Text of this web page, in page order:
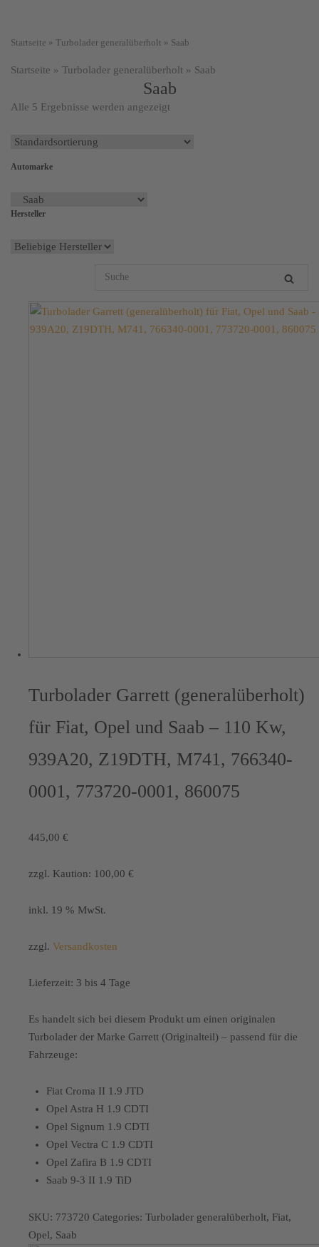
Startseite » Turbolader generalüberholt » Saab
Startseite » Turbolader generalüberholt » Saab
Saab
Alle 5 Ergebnisse werden angezeigt
Automarke
Hersteller
Turbolader Garrett (generalüberholt)
für Fiat, Opel und Saab – 110 Kw,
939A20, Z19DTH, M741, 766340-
0001, 773720-0001, 860075
445,00 €
zzgl. Kaution: 100,00 €
inkl. 19 % MwSt.
zzgl. Versandkosten
Lieferzeit: 3 bis 4 Tage
Es handelt sich bei diesem Produkt um einen originalen
Turbolader der Marke Garrett (Originalteil) – passend für die
Fahrzeuge:
Fiat Croma II 1.9 JTD
Opel Astra H 1.9 CDTI
Opel Signum 1.9 CDTI
Opel Vectra C 1.9 CDTI
Opel Zafira B 1.9 CDTI
Saab 9-3 II 1.9 TiD
SKU: 773720 Categories: Turbolader generalüberholt, Fiat,
Opel, Saab